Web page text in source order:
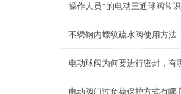
操作人员*的电动三通球阀常识
不绣钢内螺纹疏水阀使用方法